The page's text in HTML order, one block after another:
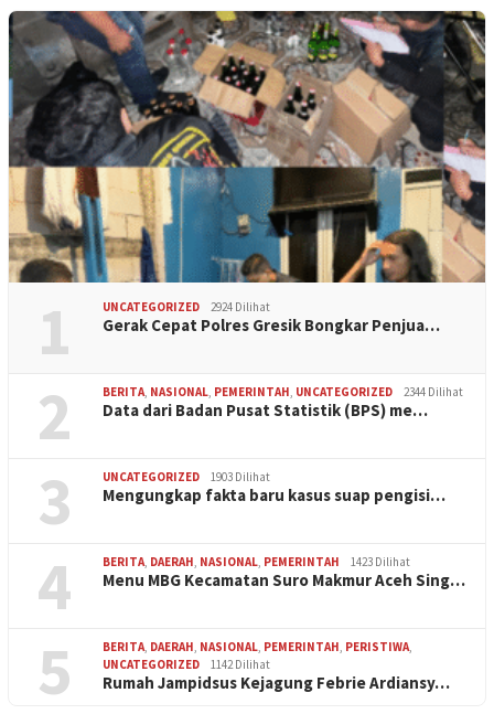
1 UNCATEGORIZED 2924 Dilihat
Gerak Cepat Polres Gresik Bongkar Penjua…
2 BERITA, NASIONAL, PEMERINTAH, UNCATEGORIZED 2344 Dilihat
Data dari Badan Pusat Statistik (BPS) me…
3 UNCATEGORIZED 1903 Dilihat
Mengungkap fakta baru kasus suap pengisi…
4 BERITA, DAERAH, NASIONAL, PEMERINTAH 1423 Dilihat
Menu MBG Kecamatan Suro Makmur Aceh Sing…
5 BERITA, DAERAH, NASIONAL, PEMERINTAH, PERISTIWA,
UNCATEGORIZED
1142 Dilihat
Rumah Jampidsus Kejagung Febrie Ardiansy…